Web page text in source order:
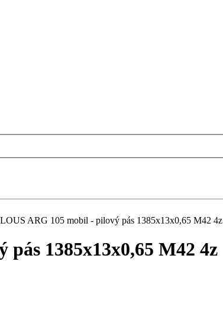
ARG 105 mobil - pilový pás 1385x13x0,65 M42 4z
1385x13x0,65 M42 4z